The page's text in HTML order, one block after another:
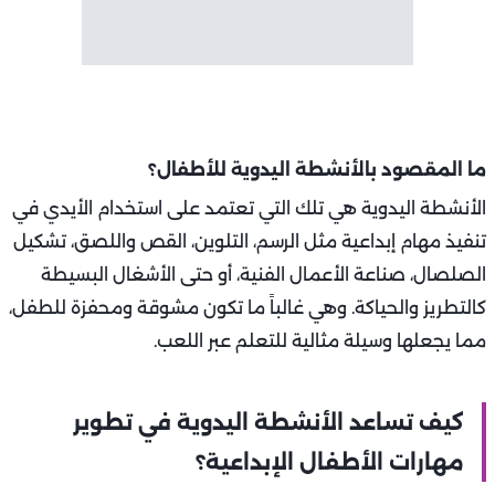
ما المقصود بالأنشطة اليدوية للأطفال؟
الأنشطة اليدوية هي تلك التي تعتمد على استخدام الأيدي في
تنفيذ مهام إبداعية مثل الرسم، التلوين، القص واللصق، تشكيل
الصلصال، صناعة الأعمال الفنية، أو حتى الأشغال البسيطة
كالتطريز والحياكة. وهي غالباً ما تكون مشوقة ومحفزة للطفل،
مما يجعلها وسيلة مثالية للتعلم عبر اللعب.
كيف تساعد الأنشطة اليدوية في تطوير
مهارات الأطفال الإبداعية؟